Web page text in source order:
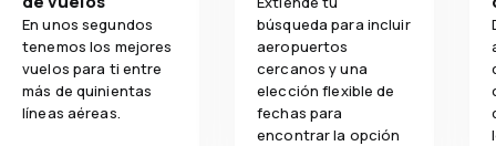
En unos segundos
tenemos los mejores
vuelos para ti entre
más de quinientas
líneas aéreas.
búsqueda para incluir
aeropuertos
cercanos y una
elección flexible de
fechas para
encontrar la opción